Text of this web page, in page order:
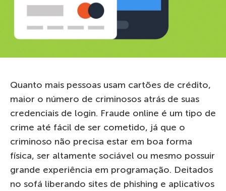
Quanto mais pessoas usam cartões de crédito,
maior o número de criminosos atrás de suas
credenciais de login. Fraude online é um tipo de
crime até fácil de ser cometido, já que o
criminoso não precisa estar em boa forma
física, ser altamente sociável ou mesmo possuir
grande experiência em programação. Deitados
no sofá liberando sites de phishing e aplicativos